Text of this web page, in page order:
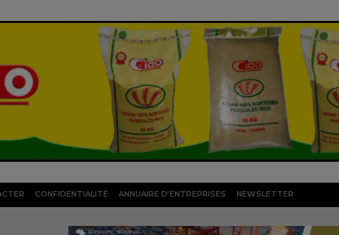
CONFIDENTIALITÉ ANNUAIRE D’ENTREPRISES NEWSLETTER